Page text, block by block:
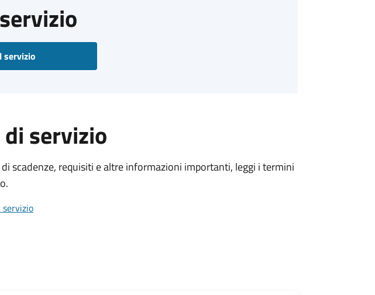
servizio
servizio
scadenze, requisiti e altre informazioni importanti, leggi i termini
servizio